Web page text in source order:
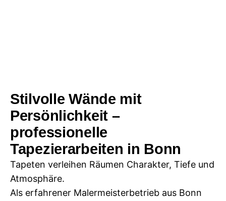
Stilvolle Wände mit
Persönlichkeit –
professionelle
Tapezierarbeiten in Bonn
Tapeten verleihen Räumen Charakter, Tiefe und
Atmosphäre.
Als erfahrener Malermeisterbetrieb aus Bonn